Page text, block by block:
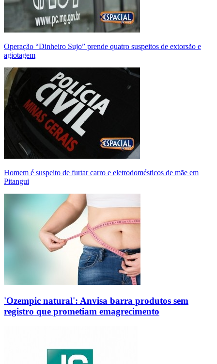
Operação “Dinheiro Sujo” prende quatro suspeitos de extorsão e
agiotagem
Homem é suspeito de furtar carro e eletrodomésticos de mãe em
Pitangui
'Ozempic natural': Anvisa barra produtos sem
registro que prometiam emagrecimento